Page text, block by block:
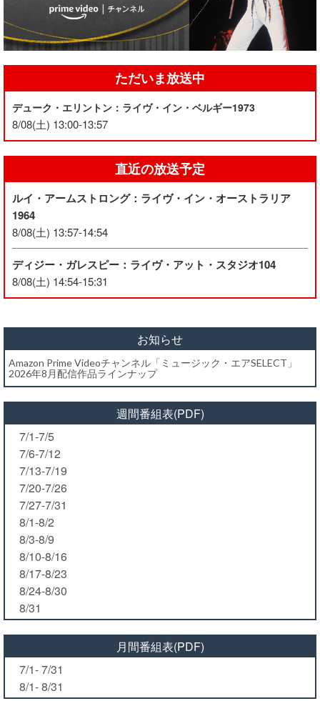
ただいま放送中
デューク・エリントン：ライヴ・イン・ベルギー1973
8/08(土) 13:00-13:57
直近の放送予定
ルイ・アームストロング：ライヴ・イン・オーストラリア
1964
8/08(土) 13:57-14:54
ディジー・ガレスピー：ライヴ・アット・スタジオ104
8/08(土) 14:54-15:31
お知らせ
Amazon Prime Videoチャンネル「ミュージック・エアSELECT」
2026年8月配信作品ラインナップ
週間番組表(PDF)
7/1-7/5
7/6-7/12
7/13-7/19
7/20-7/26
7/27-7/31
8/1-8/2
8/3-8/9
8/10-8/16
8/17-8/23
8/24-8/30
8/31
月間番組表(PDF)
7/1- 7/31
8/1- 8/31